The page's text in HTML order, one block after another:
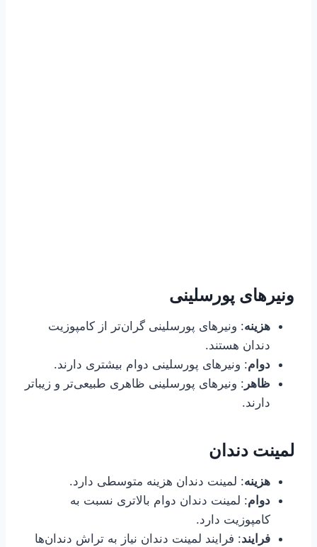
ونیرهای پورسلینی
هزینه: ونیرهای پورسلینی گران‌تر از کامپوزیت
دندان هستند.
دوام: ونیرهای پورسلینی دوام بیشتری دارند.
ظاهر : ونیرهای پورسلینی ظاهری طبیعی‌تر و زیباتر
دارند.
لمینت دندان
هزینه: لمینت دندان هزینه متوسطی دارد.
دوام: لمینت دندان دوام بالاتری نسبت به
کامپوزیت دارد.
فرایند: فرایند لمینت دندان نیاز به تراش دندان‌ها